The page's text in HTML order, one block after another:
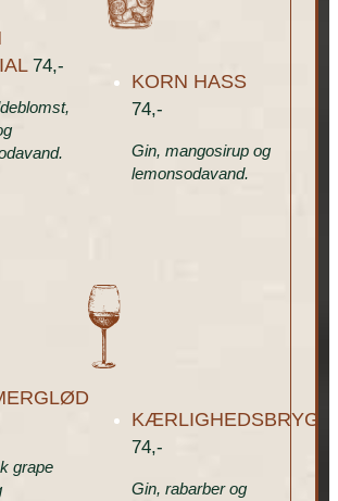
74,-
KORN HASS
74,-
Gin, mangosirup og
lemonsodavand.
grape
KÆRLIGHEDSBRYG
74,-
Gin, rabarber og